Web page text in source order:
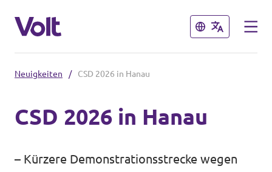
Schließen
Lokale hessische Teams
Schließen
Neuigkeiten / CSD 2026 in Hanau
CSD 2026 in Hanau
– Kürzere Demonstrationsstrecke wegen